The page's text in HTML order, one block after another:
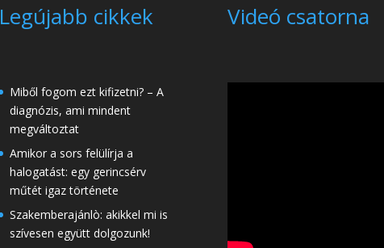
Legújabb cikkek
Miből fogom ezt kifizetni? – A
diagnózis, ami mindent
megváltoztat
Amikor a sors felülírja a
halogatást: egy gerincsérv
műtét igaz története
Szakemberajánlò: akikkel mi is
szívesen együtt dolgozunk!
Videó csatorna